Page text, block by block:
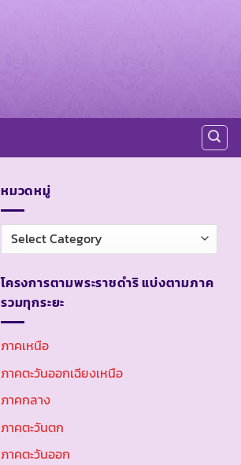
หมวดหมู่
หมวด
หมู่
โครงการตามพระราชดำริ แบ่งตามภาค
รวมทุกระยะ
ภาคเหนือ
ภาคตะวันออกเฉียงเหนือ
ภาคกลาง
ภาคตะวันตก
ภาคตะวันออก